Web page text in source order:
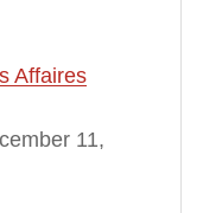
Affaires
11,